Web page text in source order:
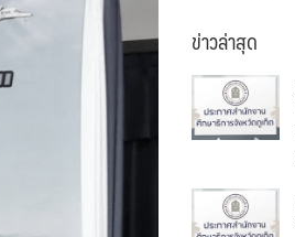
ข่าวล่าสุด